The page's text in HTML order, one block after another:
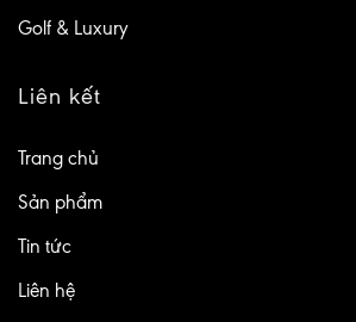
Golf & Luxury
Liên kết
Trang chủ
Sản phẩm
Tin tức
Liên hệ